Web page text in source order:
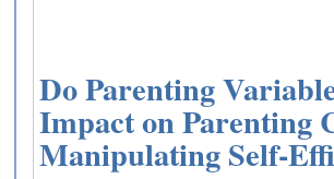
Do Parenting
Impact on Parenting
Manipulating Self-